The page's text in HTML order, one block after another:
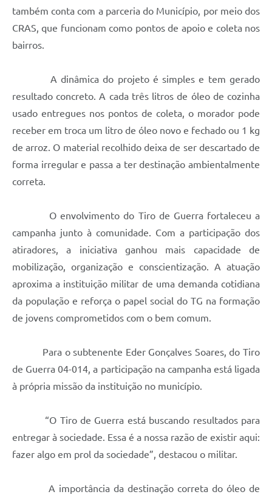
também conta com a parceria do Município, por meio dos
CRAS, que funcionam como pontos de apoio e coleta nos
bairros.
A dinâmica do projeto é simples e tem gerado
resultado concreto. A cada três litros de óleo de cozinha
usado entregues nos pontos de coleta, o morador pode
receber em troca um litro de óleo novo e fechado ou 1 kg
de arroz. O material recolhido deixa de ser descartado de
forma irregular e passa a ter destinação ambientalmente
correta.
O envolvimento do Tiro de Guerra fortaleceu a
campanha junto à comunidade. Com a participação dos
atiradores, a iniciativa ganhou mais capacidade de
mobilização, organização e conscientização. A atuação
aproxima a instituição militar de uma demanda cotidiana
da população e reforça o papel social do TG na formação
de jovens comprometidos com o bem comum.
Para o subtenente Eder Gonçalves Soares, do Tiro
de Guerra 04-014, a participação na campanha está ligada
à própria missão da instituição no município.
“O Tiro de Guerra está buscando resultados para
entregar à sociedade. Essa é a nossa razão de existir aqui:
fazer algo em prol da sociedade”, destacou o militar.
A importância da destinação correta do óleo de